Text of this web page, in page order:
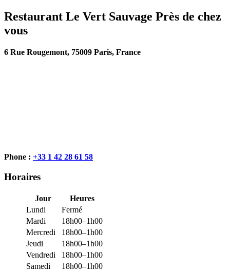
Restaurant Le Vert Sauvage Près de chez
vous
6 Rue Rougemont, 75009 Paris, France
Phone : +33 1 42 28 61 58
Horaires
Jour
Heures
Lundi
Fermé
Mardi
18h00–1h00
Mercredi
18h00–1h00
Jeudi
18h00–1h00
Vendredi
18h00–1h00
Samedi
18h00–1h00